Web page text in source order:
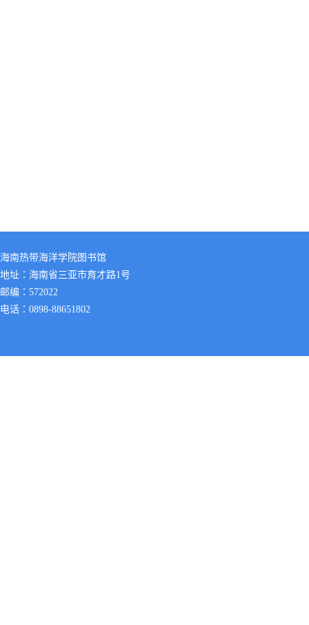
海南热带海洋学院图书馆
地址：海南省三亚市育才路1号
邮编：572022
电话：0898-88651802